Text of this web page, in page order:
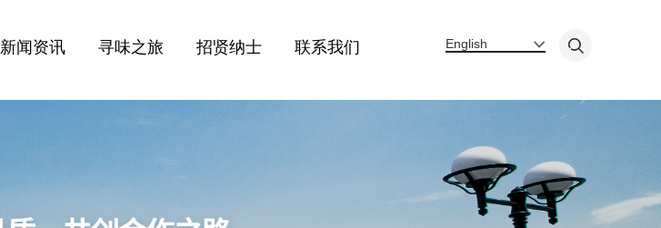
新闻资讯 寻味之旅 招贤纳士 联系我们 English